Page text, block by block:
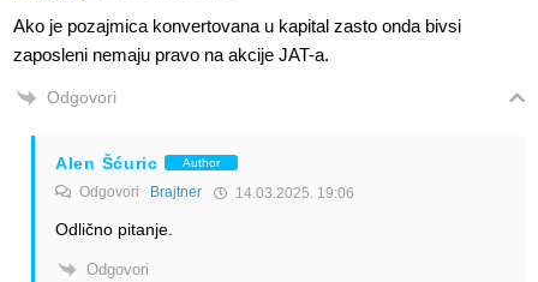
Ako je pozajmica konvertovana u kapital zasto onda bivsi
zaposleni nemaju pravo na akcije JAT-a.
Odgovori
Alen Šćuric Author
Odgovori Brajtner 14.03.2025. 19:06
Odlično pitanje.
Odgovori